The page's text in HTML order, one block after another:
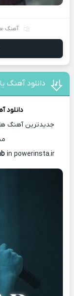
آهنگ
دانلود آهنگ
دانلود
جدیدترین آهنگ
in powerinsta.ir